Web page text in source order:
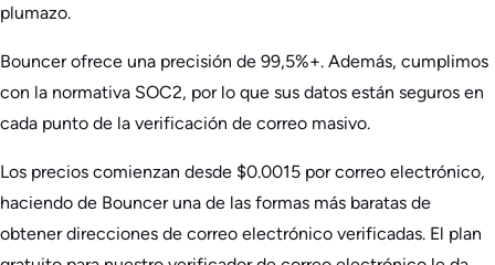
plumazo.
Bouncer ofrece una precisión de 99,5%+. Además, cumplimos
con la normativa SOC2, por lo que sus datos están seguros en
cada punto de la verificación de correo masivo.
Los precios comienzan desde $0.0015 por correo electrónico,
haciendo de Bouncer una de las formas más baratas de
obtener direcciones de correo electrónico verificadas. El plan